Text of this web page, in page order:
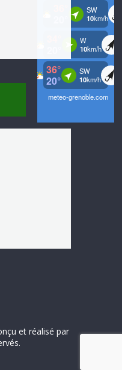
et réalisé par